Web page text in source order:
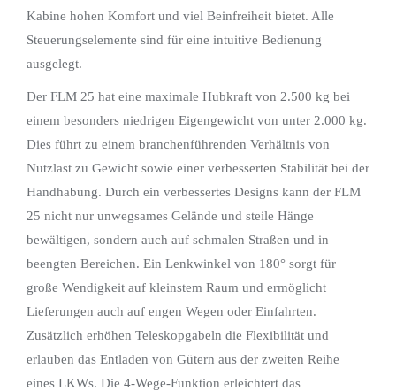
Kabine hohen Komfort und viel Beinfreiheit bietet. Alle
Steuerungselemente sind für eine intuitive Bedienung
ausgelegt.
Der FLM 25 hat eine maximale Hubkraft von 2.500 kg bei
einem besonders niedrigen Eigengewicht von unter 2.000 kg.
Dies führt zu einem branchenführenden Verhältnis von
Nutzlast zu Gewicht sowie einer verbesserten Stabilität bei der
Handhabung. Durch ein verbessertes Designs kann der FLM
25 nicht nur unwegsames Gelände und steile Hänge
bewältigen, sondern auch auf schmalen Straßen und in
beengten Bereichen. Ein Lenkwinkel von 180° sorgt für
große Wendigkeit auf kleinstem Raum und ermöglicht
Lieferungen auch auf engen Wegen oder Einfahrten.
Zusätzlich erhöhen Teleskopgabeln die Flexibilität und
erlauben das Entladen von Gütern aus der zweiten Reihe
eines LKWs. Die 4-Wege-Funktion erleichtert das